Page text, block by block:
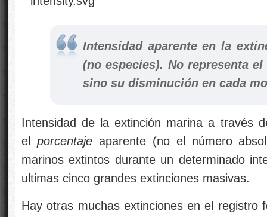
Intensidad aparente en la
(no especies). No representa
sino su disminución en cada
Intensidad de la extinción marina a través
el porcentajeaparente (no el número
marinos extintos durante un determinado
ultimas cinco grandes extinciones masivas.
Hay otras muchas extinciones en el registro